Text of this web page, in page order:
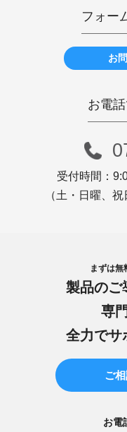
フォー
お
お電
受付時間：
（土・日曜、
まずは無
製品のご
専
全力でサ
ご
お電